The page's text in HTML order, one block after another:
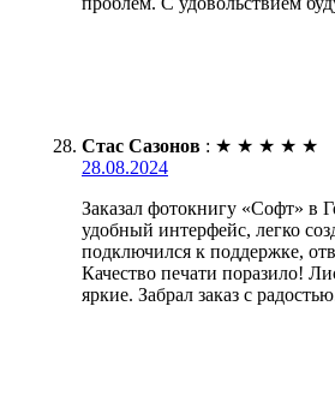
Стас Сазонов : ★ ★ ★ ★ ★
28.08.2024
Заказал фотокнигу «Софт» в
удобный интерфейс, легко
подключился к поддержке,
Качество печати поразило!
яркие. Забрал заказ с